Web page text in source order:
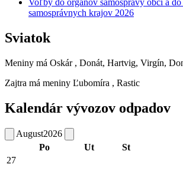
Voľby do orgánov samosprávy obcí a
samosprávnych krajov 2026
Sviatok
Meniny má Oskár , Donát, Hartvig, Virgín,
Zajtra má meniny Ľubomíra , Rastic
Kalendár vývozov odpadov
August2026
Po
Ut St
27